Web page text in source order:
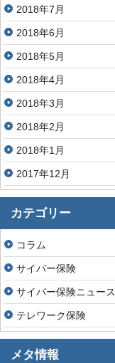
2018年7月
2018年6月
2018年5月
2018年4月
2018年3月
2018年2月
2018年1月
2017年12月
カテゴリー
コラム
サイバー保険
サイバー保険ニュース
テレワーク保険
メタ情報